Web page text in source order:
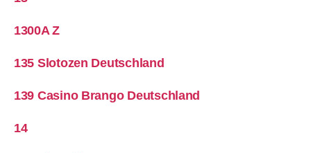
1300A Z
135 Slotozen Deutschland
139 Casino Brango Deutschland
14